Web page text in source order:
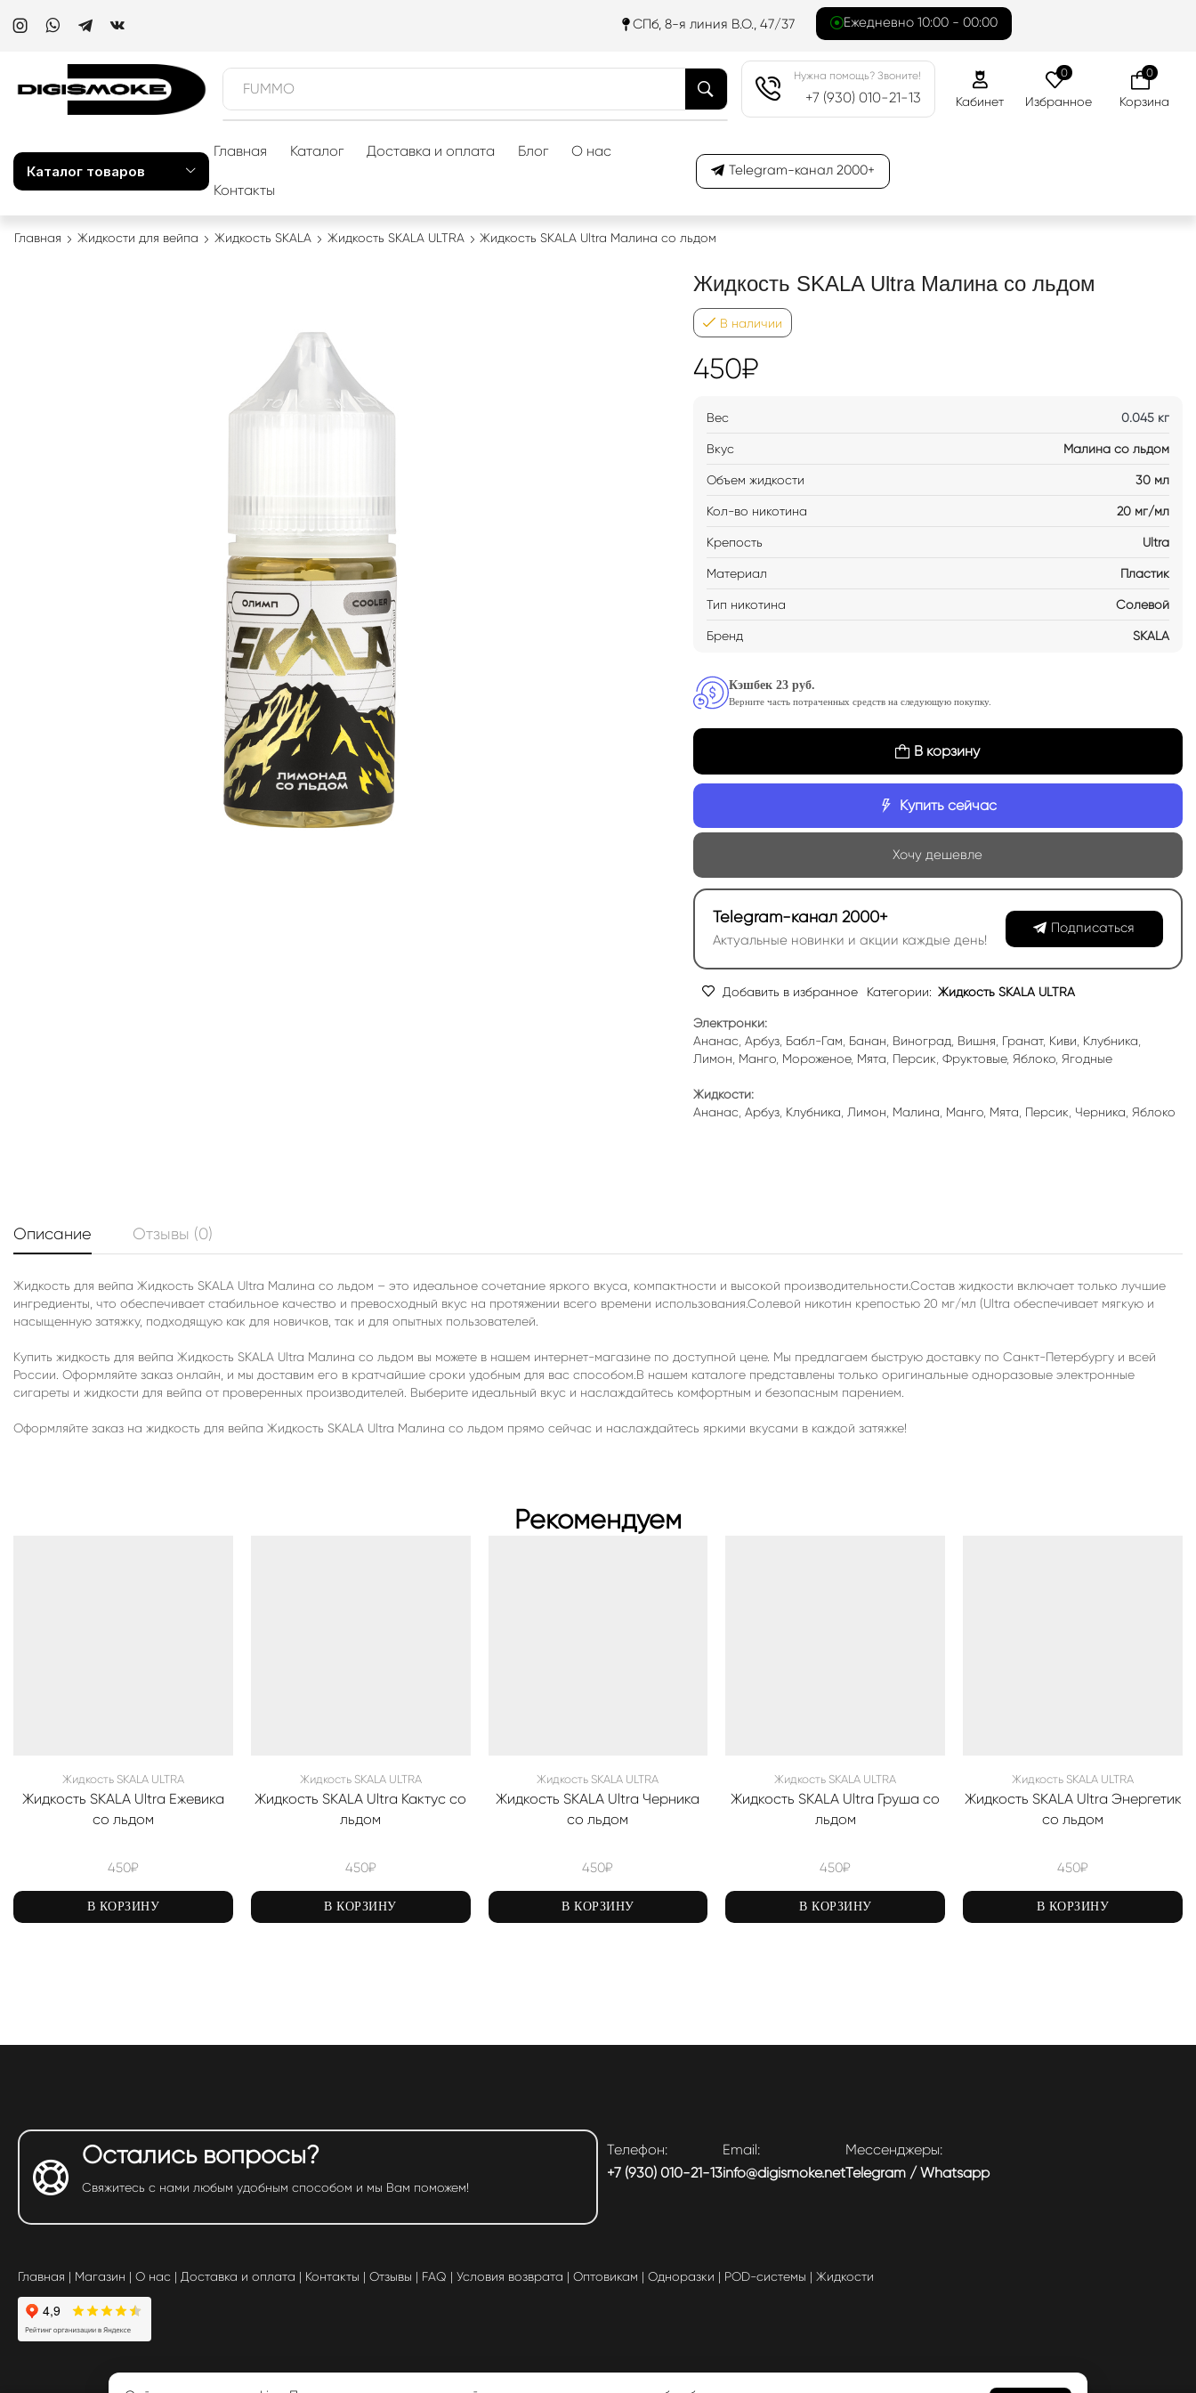
СПб, 8-я линия В.О., 47/37 Ежедневно 10:00 - 00:00
FUMMO
Нужна помощь? Звоните!
+7 (930) 010-21-13 Кабинет
0
Избранное
0
Корзина
Каталог товаров
Главная Каталог Доставка и оплата Блог О нас
Контакты
Telegram-канал 2000+
Главная Жидкости для вейпа Жидкость SKALA Жидкость SKALA ULTRA Жидкость SKALA Ultra Малина со льдом
Жидкость SKALA Ultra Малина со льдом
В наличии
450₽
Вес 0.045 кг
Вкус Малина со льдом
Объем жидкости 30 мл
Кол-во никотина 20 мг/мл
Крепость Ultra
Материал Пластик
Тип никотина Солевой
Бренд SKALA
Кэшбек 23 руб.
Верните часть потраченных средств на следующую покупку.
В корзину
Купить сейчас
Хочу дешевле
Telegram-канал 2000+
Актуальные новинки и акции каждые день!
Подписаться
Добавить в избранное Категории: Жидкость SKALA ULTRA
Электронки:
Ананас, Арбуз, Бабл-Гам Банан Виноград Вишня Гранат, Киви Клубника
Лимон Манго, Мороженое, Мята Персик Фруктовые, Яблоко, Ягодные
Жидкости:
Ананас, Арбуз, Клубника Лимон Малина Манго, Мята Персик Черника Яблоко
Описание Отзывы (0)
Жидкость для вейпа Жидкость SKALA Ultra Малина со льдом – это идеальное сочетание яркого вкуса, компактности и высокой производительности.Состав жидкости включает только лучшие
ингредиенты, что обеспечивает стабильное качество и превосходный вкус на протяжении всего времени использования.Солевой никотин крепостью 20 мг/мл (Ultra обеспечивает мягкую и
насыщенную затяжку, подходящую как для новичков, так и для опытных пользователей.
Купить жидкость для вейпа Жидкость SKALA Ultra Малина со льдом вы можете в нашем интернет-магазине по доступной цене. Мы предлагаем быструю доставку по Санкт-Петербургу и всей
России. Оформляйте заказ онлайн, и мы доставим его в кратчайшие сроки удобным для вас способом.В нашем каталоге представлены только оригинальные одноразовые электронные
сигареты и жидкости для вейпа от проверенных производителей. Выберите идеальный вкус и наслаждайтесь комфортным и безопасным парением.
Оформляйте заказ на жидкость для вейпа Жидкость SKALA Ultra Малина со льдом прямо сейчас и наслаждайтесь яркими вкусами в каждой затяжке!
Рекомендуем
Жидкость SKALA ULTRA
Жидкость SKALA Ultra Ежевика
со льдом
450₽
В КОРЗИНУ
Жидкость SKALA ULTRA
Жидкость SKALA Ultra Кактус со
льдом
450₽
В КОРЗИНУ
Жидкость SKALA ULTRA
Жидкость SKALA Ultra Черника
со льдом
450₽
В КОРЗИНУ
Жидкость SKALA ULTRA
Жидкость SKALA Ultra Груша со
льдом
450₽
В КОРЗИНУ
Жидкость SKALA ULTRA
Жидкость SKALA Ultra Энергетик
со льдом
450₽
В КОРЗИНУ
Остались вопросы?
Свяжитесь с нами любым удобным способом и мы Вам поможем!
Телефон:
+7 (930) 010-21-13
Email:
info@digismoke.net
Мессенджеры:
Telegram /Whatsapp
Главная | Магазин | О нас | Доставка и оплата | Контакты | Отзывы | FAQ | Условия возврата | Оптовикам | Одноразки | POD-системы | Жидкости